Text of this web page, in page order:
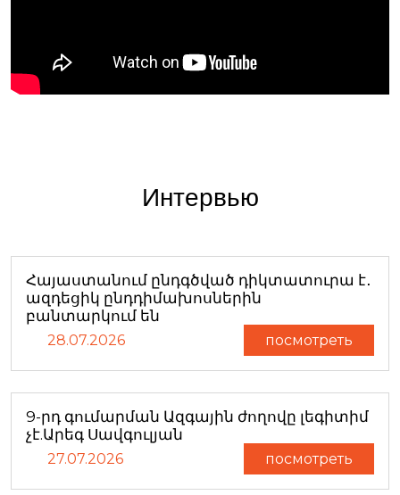
Интервью
Հայաստանում ընդգծված դիկտատուրա է․
ազդեցիկ ընդդիմախոսներին
բանտարկում են
28.07.2026 посмотреть
9-րդ գումարման Ազգային ժողովը լեգիտիմ
չէ.Արեգ Սավգուլյան
27.07.2026 посмотреть